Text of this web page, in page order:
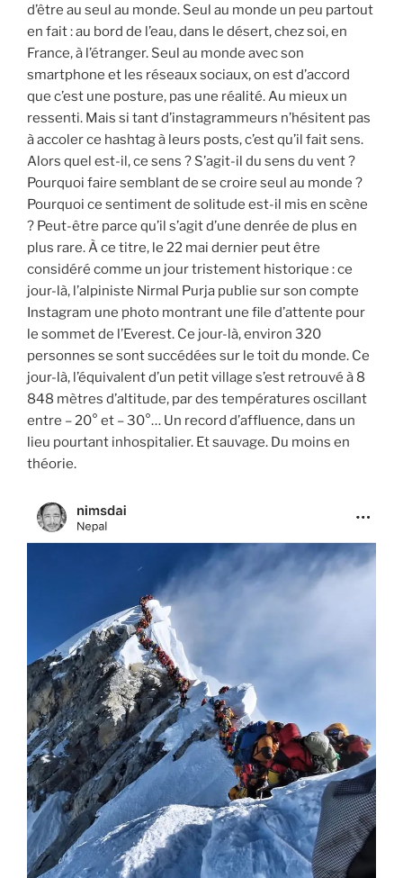
d’être au seul au monde. Seul au monde un peu partout
en fait : au bord de l’eau, dans le désert, chez soi, en
France, à l’étranger. Seul au monde avec son
smartphone et les réseaux sociaux, on est d’accord
que c’est une posture, pas une réalité. Au mieux un
ressenti. Mais si tant d’instagrammeurs n’hésitent pas
à accoler ce hashtag à leurs posts, c’est qu’il fait sens.
Alors quel est-il, ce sens ? S’agit-il du sens du vent ?
Pourquoi faire semblant de se croire seul au monde ?
Pourquoi ce sentiment de solitude est-il mis en scène
? Peut-être parce qu’il s’agit d’une denrée de plus en
plus rare. À ce titre, le 22 mai dernier peut être
considéré comme un jour tristement historique : ce
jour-là, l’alpiniste Nirmal Purja publie sur son compte
Instagram une photo montrant une file d’attente pour
le sommet de l’Everest. Ce jour-là, environ 320
personnes se sont succédées sur le toit du monde. Ce
jour-là, l’équivalent d’un petit village s’est retrouvé à 8
848 mètres d’altitude, par des températures oscillant
entre – 20° et – 30°… Un record d’affluence, dans un
lieu pourtant inhospitalier. Et sauvage. Du moins en
théorie.